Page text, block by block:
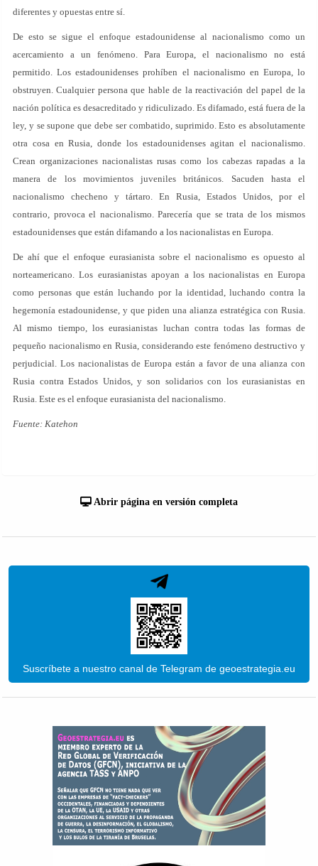
diferentes y opuestas entre sí.
De esto se sigue el enfoque estadounidense al nacionalismo como un
acercamiento a un fenómeno. Para Europa, el nacionalismo no está
permitido. Los estadounidenses prohíben el nacionalismo en Europa, lo
obstruyen. Cualquier persona que hable de la reactivación del papel de la
nación política es desacreditado y ridiculizado. Es difamado, está fuera de la
ley, y se supone que debe ser combatido, suprimido. Esto es absolutamente
otra cosa en Rusia, donde los estadounidenses agitan el nacionalismo.
Crean organizaciones nacionalistas rusas como los cabezas rapadas a la
manera de los movimientos juveniles británicos. Sacuden hasta el
nacionalismo checheno y tártaro. En Rusia, Estados Unidos, por el
contrario, provoca el nacionalismo. Parecería que se trata de los mismos
estadounidenses que están difamando a los nacionalistas en Europa.
De ahí que el enfoque eurasianista sobre el nacionalismo es opuesto al
norteamericano. Los eurasianistas apoyan a los nacionalistas en Europa
como personas que están luchando por la identidad, luchando contra la
hegemonía estadounidense, y que piden una alianza estratégica con Rusia.
Al mismo tiempo, los eurasianistas luchan contra todas las formas de
pequeño nacionalismo en Rusia, considerando este fenómeno destructivo y
perjudicial. Los nacionalistas de Europa están a favor de una alianza con
Rusia contra Estados Unidos, y son solidarios con los eurasianistas en
Rusia. Este es el enfoque eurasianista del nacionalismo.
Fuente: Katehon
Abrir página en versión completa
Suscríbete a nuestro canal de Telegram de geoestrategia.eu